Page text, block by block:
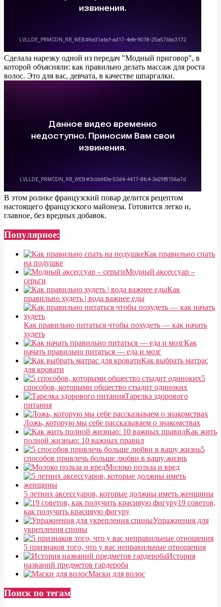
Сделала нарезку одной из передач "Модный приговор", в
которой объясняли: как правильно делать массаж для роста
волос. Это для вас, девчата, в качестве шпаргалки.
В этом ролике французский повар делится рецептом
настоящего французского майонеза. Готовится легко и,
главное, без вредных добавок.
Популярное:
Как правильно спать
на подушке
Модный аксессуар –
серьги
Как
правильно худеть | вода важнее еды
Как правильно питаться чтобы похудеть — как начать
худеть
Как
начать правильно питаться — еда и мозг
Как выбрать матрас
для кровати
5
способов, которыми общество стыдит одиноких
Тарелка здорового
питания
Ложь, которую мы себе рассказываем о знакомствах
Как жить
полной жизнью: 10 важных правил
5
способов привлечь больше любви в вашу жизнь
Молоко польза и вред
5 летних аксессуаров, которые должны иметь женщины
19 советов,
как получить красивую фигуру
Упражнения для
укрепления спины
5 признаков того, что у вас неправильные отношения
История
названий предметов гардероба
Маски для волос
Поиск по тегам